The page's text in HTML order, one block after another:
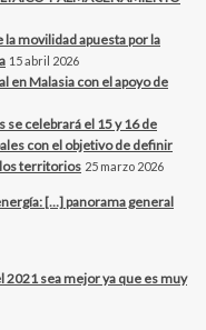
movilidad apuesta por la
15 abril 2026
en Malasia con el apoyo de
se celebrará el 15 y 16 de
con el objetivo de definir
territorios 25 marzo 2026
[…] panorama general
2021 sea mejor ya que es muy